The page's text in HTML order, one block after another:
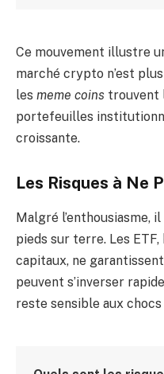
Ce mouvement illustre
marché crypto n’est
les meme coins trouvent
portefeuilles
croissante.
Les Risques à Ne
Malgré l’enthousiasme,
pieds sur terre. Les
capitaux, ne
peuvent s’inverser
reste sensible aux